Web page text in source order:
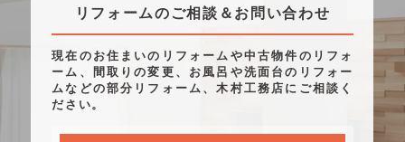
リフォームのご相談＆お問い合わせ
現在のお住まいのリフォームや中古物件のリフォ
ーム、間取りの変更、お風呂や洗面台のリフォー
ムなどの部分リフォーム、木村工務店にご相談く
ださい。